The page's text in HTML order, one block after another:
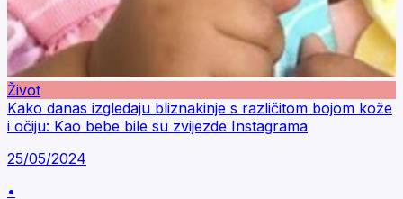
Život
Kako danas izgledaju bliznakinje s različitom bojom kože
i očiju: Kao bebe bile su zvijezde Instagrama
25/05/2024
•